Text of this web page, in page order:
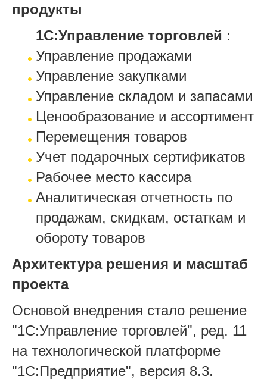
продукты
1С:Управление торговлей :
Управление продажами
Управление закупками
Управление складом и запасами
Ценообразование и ассортимент
Перемещения товаров
Учет подарочных сертификатов
Рабочее место кассира
Аналитическая отчетность по
продажам, скидкам, остаткам и
обороту товаров
Архитектура решения и масштаб
проекта
Основой внедрения стало решение
"1С:Управление торговлей", ред. 11
на технологической платформе
"1С:Предприятие", версия 8.3.